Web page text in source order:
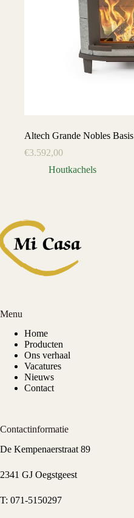
Altech Grande Nobles Basis
€3.592,00
Houtkachels
Menu
Home
Producten
Ons verhaal
Vacatures
Nieuws
Contact
Contactinformatie
De Kempenaerstraat 89
2341 GJ Oegstgeest
T: 071-5150297